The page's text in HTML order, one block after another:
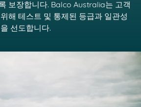
보장합니다. Balco Australia는 고객
해 테스트 및 통제된 등급과 일관성
선도합니다.